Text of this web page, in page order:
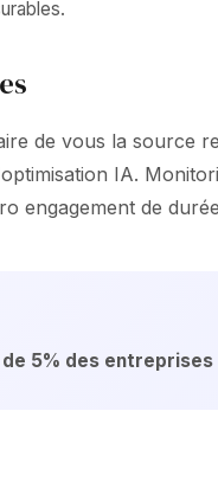
de vous la source
IA.
engagement de
de 5% des entreprises